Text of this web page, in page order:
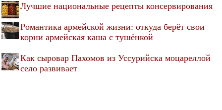
Лучшие национальные рецепты консервирования
Романтика армейской жизни: откуда берёт свои
корни армейская каша с тушёнкой
Как сыровар Пахомов из Уссурийска моцареллой
село развивает